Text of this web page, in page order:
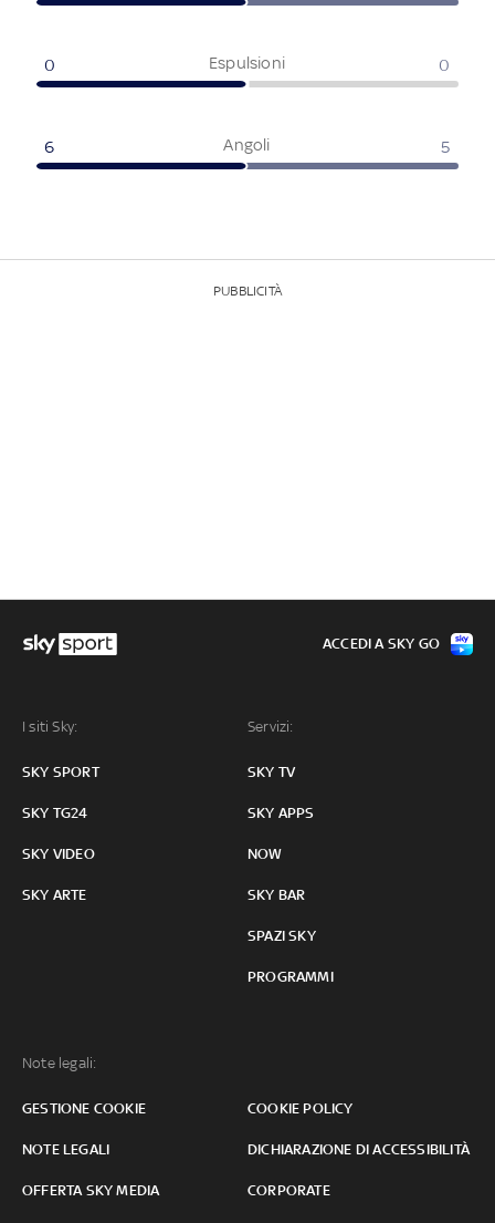
Espulsioni
0 0
Angoli
6 5
PUBBLICITÀ
I siti Sky:
SKY SPORT
SKY TG24
SKY VIDEO
SKY ARTE
Servizi:
SKY TV
SKY APPS
NOW
SKY BAR
SPAZI SKY
PROGRAMMI
Note legali:
GESTIONE COOKIE COOKIE POLICY
NOTE LEGALI DICHIARAZIONE DI ACCESSIBILITÀ
OFFERTA SKY MEDIA CORPORATE
ACCEDI A SKY GO